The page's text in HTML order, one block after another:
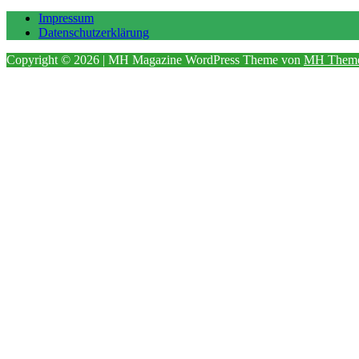
Impressum
Datenschutzerklärung
Copyright © 2026 | MH Magazine WordPress Theme von MH